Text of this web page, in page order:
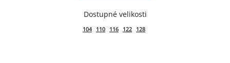
104 110 116 122 128